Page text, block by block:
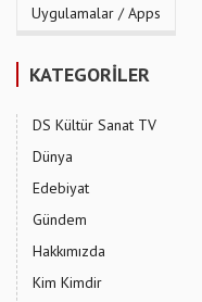
Uygulamalar / Apps
KATEGORİLER
DS Kültür Sanat TV
Dünya
Edebiyat
Gündem
Hakkımızda
Kim Kimdir